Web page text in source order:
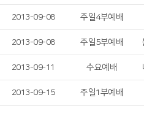
2013-09-08 주일4부예배
2013-09-08 주일5부예배
2013-09-11 수요예배
2013-09-15 주일1부예배